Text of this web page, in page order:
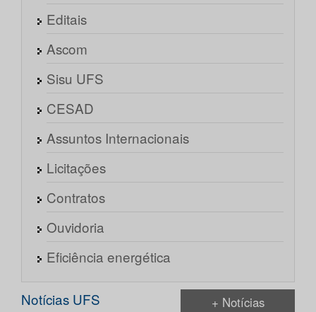
Editais
Ascom
Sisu UFS
CESAD
Assuntos Internacionais
Licitações
Contratos
Ouvidoria
Eficiência energética
Notícias UFS + Notícias